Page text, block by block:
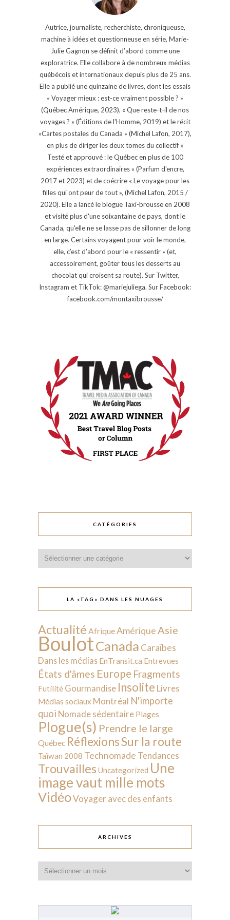
Autrice, journaliste, recherchiste, chroniqueuse,
machine à idées et questionneuse en série, Marie-
Julie Gagnon se définit d’abord comme une
exploratrice. Elle collabore à de nombreux médias
québécois et internationaux depuis plus de 25 ans.
Elle a publié une quinzaine de livres, dont les essais
« Voyager mieux : est-ce vraiment possible ? »
(Québec Amérique, 2023), « Que reste-t-il de nos
voyages ? » (Éditions de l'Homme, 2019) et le récit
«Cartes postales du Canada » (Michel Lafon, 2017),
en plus de diriger les deux tomes du collectif «
Testé et approuvé : le Québec en plus de 100
expériences extraordinaires » (Parfum d'encre,
2017 et 2023) et de coécrire « Le voyage pour les
filles qui ont peur de tout », (Michel Lafon, 2015 /
2020). Elle a lancé le blogue Taxi-brousse en 2008
et visité plus d'une soixantaine de pays, dont le
Canada, qu'elle ne se lasse pas de sillonner de long
en large. Certains voyagent pour voir le monde,
elle, c’est d’abord pour le « ressentir » (et,
accessoirement, goûter tous les desserts au
chocolat qui croisent sa route). Sur Twitter,
Instagram et TikTok: @mariejuliega. Sur Facebook:
facebook.com/montaxibrousse/
CATÉGORIES
LA «TAG» DANS LES NUAGES
Actualité AfriqueAmérique Asie
BoulotCanada Caraïbes
Dans les médias EnTransit.ca Entrevues
États d'âmes Europe Fragments
Futilité Gourmandise Insolite Livres
Médias sociaux Montréal N'importe
quoi Nomade sédentaire Plages
Plogue(s) Prendre le large
Québec RéflexionsSur la route
Taïwan 2008 Technomade Tendances
Trouvailles Uncategorized Une
image vaut mille mots
VidéoVoyager avec des enfants
ARCHIVES